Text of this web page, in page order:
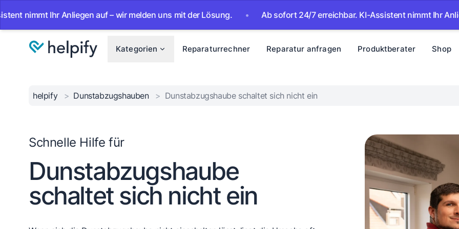
Ihr Anliegen auf – wir melden uns mit der Lösung. • Ab sofort 24/7 erreichbar. KI-Assistent nimmt Ihr Anliegen auf
Kategorien Reparaturrechner Reparatur anfragen Produktberater Shop
helpify > Dunstabzugshauben > Dunstabzugshaube schaltet sich nicht ein
Schnelle Hilfe für
Dunstabzugshaube
schaltet sich nicht ein